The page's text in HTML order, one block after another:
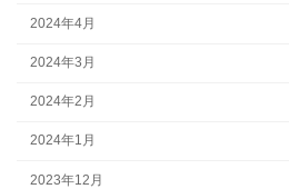
2024年4月
2024年3月
2024年2月
2024年1月
2023年12月